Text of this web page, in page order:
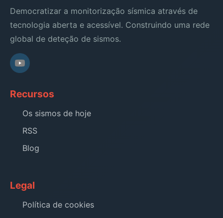
Democratizar a monitorização sísmica através de
tecnologia aberta e acessível. Construindo uma rede
global de deteção de sismos.
Recursos
Os sismos de hoje
RSS
Blog
Legal
Política de cookies